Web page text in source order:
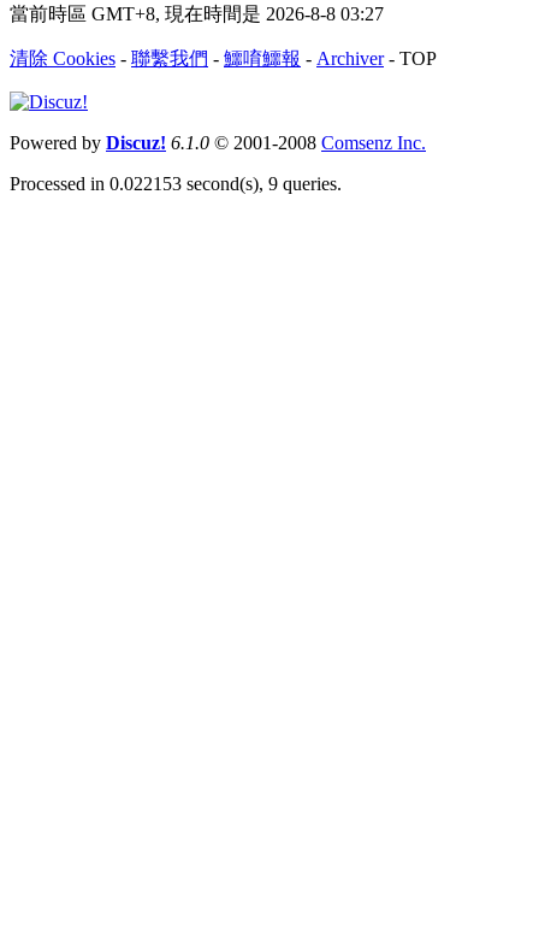
當前時區 GMT+8, 現在時間是 2026-8-8 03:27
清除 Cookies - 聯繫我們 - 鱷唷鱷報 - Archiver- TOP
Powered by Discuz! 6.1.0 © 2001-2008 Comsenz Inc.
Processed in 0.022153 second(s), 9 queries.